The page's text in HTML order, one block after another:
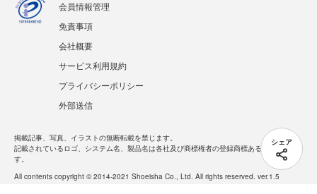
シェア
会員情報管理
免責事項
会社概要
サービス利用規約
プライバシーポリシー
外部送信
掲載記事、写真、イラストの無断転載を禁じます。
記載されているロゴ、システム名、製品名は各社及び商標権者の登録商標あるいは商標で
す。
All contents copyright © 2014-2021 Shoeisha Co., Ltd. All rights reserved. ver.1.5